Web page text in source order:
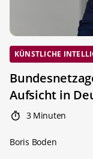
KÜNSTLICHE
Aufsicht in
3 Minuten
Boris Boden